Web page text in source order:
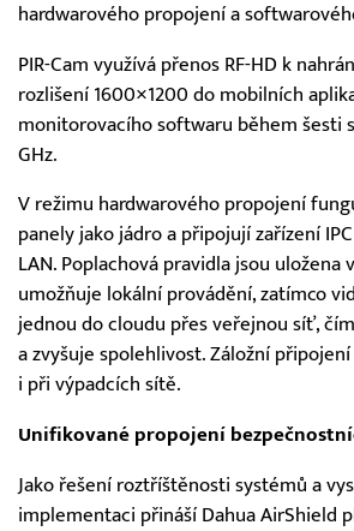
hardwarového propojení a
PIR-Cam využívá přenos RF-HD k
rozlišení 1600×1200 do mobilních
monitorovacího softwaru během šesti
GHz.
V režimu hardwarového propojení
panely jako jádro a připojují zařízení
LAN. Poplachová pravidla jsou uložena
umožňuje lokální provádění, zatímco
jednou do cloudu přes veřejnou síť,
a zvyšuje spolehlivost. Záložní
i při výpadcích sítě.
Unifikované propojení
Jako řešení roztříštěnosti systémů a
implementaci přináší Dahua AirShield